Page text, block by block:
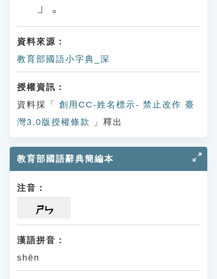
」。
資料來源：
教育部國語小字典_深
授權資訊：
資料採「
創用CC-姓名標示- 禁止改作 臺
灣3.0版授權條款
」釋出
教育部國語辭典簡編本
注音：
ㄕㄣ
漢語拼音：
shēn